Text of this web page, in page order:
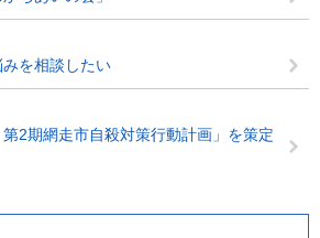
を相談したい
2期網走市自殺対策行動計画」を策定